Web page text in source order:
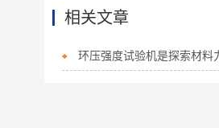
相关文章